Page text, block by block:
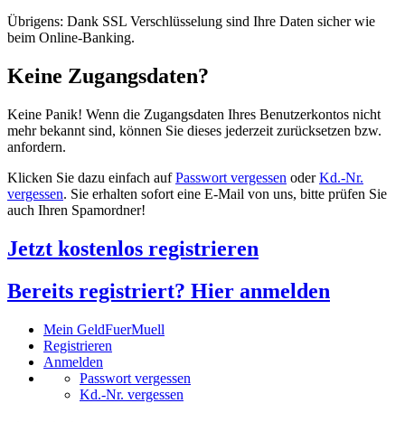
Übrigens: Dank SSL Verschlüsselung sind Ihre Daten sicher wie
beim Online-Banking.
Keine Zugangsdaten?
Keine Panik! Wenn die Zugangsdaten Ihres Benutzerkontos nicht
mehr bekannt sind, können Sie dieses jederzeit zurücksetzen bzw.
anfordern.
Klicken Sie dazu einfach aufPasswort vergessen oderKd.-Nr.
vergessen. Sie erhalten sofort eine E-Mail von uns, bitte prüfen Sie
auch Ihren Spamordner!
Jetzt kostenlos registrieren
Bereits registriert? Hier anmelden
Mein GeldFuerMuell
Registrieren
Anmelden
Passwort vergessen
Kd.-Nr. vergessen